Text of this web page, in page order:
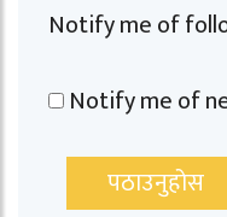
Notify me of
Notify me of